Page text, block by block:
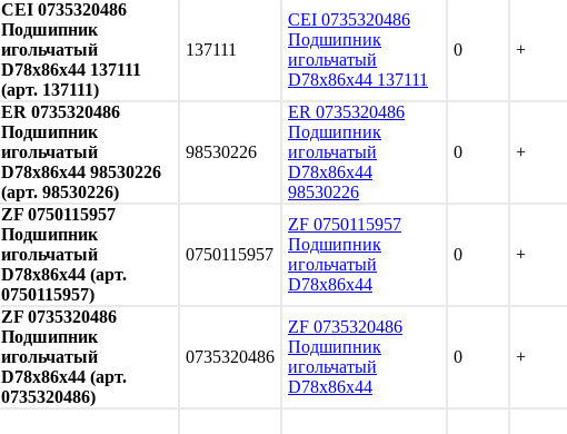
CEI 0735320486
Подшипник
игольчатый
D78x86x44 137111
(арт. 137111)
137111
CEI 0735320486
Подшипник
игольчатый
D78x86x44 137111
0 +
ER 0735320486
Подшипник
игольчатый
D78x86x44 98530226
(арт. 98530226)
98530226
ER 0735320486
Подшипник
игольчатый
D78x86x44
98530226
0 +
ZF 0750115957
Подшипник
игольчатый
D78x86x44 (арт.
0750115957)
0750115957
ZF 0750115957
Подшипник
игольчатый
D78x86x44
0 +
ZF 0735320486
Подшипник
игольчатый
D78x86x44 (арт.
0735320486)
0735320486
ZF 0735320486
Подшипник
игольчатый
D78x86x44
0 +